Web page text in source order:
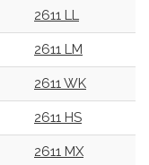
2611 LL
2611 LM
2611 WK
2611 HS
2611 MX